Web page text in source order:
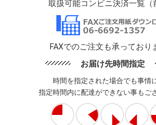
取扱可能コンビニ決済一覧（
FAXでのご注文も承っており
お届け先時間指定
時間を指定された場合でも事情
指定時間内に配達ができない事もご